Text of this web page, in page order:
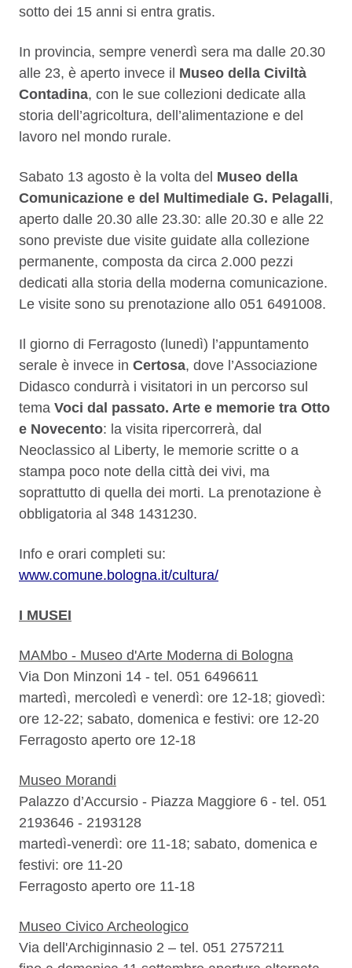
sotto dei 15 anni si entra gratis.
In provincia, sempre venerdì sera ma dalle 20.30
alle 23, è aperto invece il Museo della Civiltà
Contadina, con le sue collezioni dedicate alla
storia dell’agricoltura, dell’alimentazione e del
lavoro nel mondo rurale.
Sabato 13 agosto è la volta del Museo della
Comunicazione e del Multimediale G. Pelagalli,
aperto dalle 20.30 alle 23.30: alle 20.30 e alle 22
sono previste due visite guidate alla collezione
permanente, composta da circa 2.000 pezzi
dedicati alla storia della moderna comunicazione.
Le visite sono su prenotazione allo 051 6491008.
Il giorno di Ferragosto (lunedì) l’appuntamento
serale è invece in Certosa, dove l’Associazione
Didasco condurrà i visitatori in un percorso sul
tema Voci dal passato. Arte e memorie tra Otto
e Novecento: la visita ripercorrerà, dal
Neoclassico al Liberty, le memorie scritte o a
stampa poco note della città dei vivi, ma
soprattutto di quella dei morti. La prenotazione è
obbligatoria al 348 1431230.
Info e orari completi su:
www.comune.bologna.it/cultura/
I MUSEI
MAMbo - Museo d'Arte Moderna di Bologna
Via Don Minzoni 14 - tel. 051 6496611
martedì, mercoledì e venerdì: ore 12-18; giovedì:
ore 12-22; sabato, domenica e festivi: ore 12-20
Ferragosto aperto ore 12-18
Museo Morandi
Palazzo d’Accursio - Piazza Maggiore 6 - tel. 051
2193646 - 2193128
martedì-venerdì: ore 11-18; sabato, domenica e
festivi: ore 11-20
Ferragosto aperto ore 11-18
Museo Civico Archeologico
Via dell'Archiginnasio 2 – tel. 051 2757211